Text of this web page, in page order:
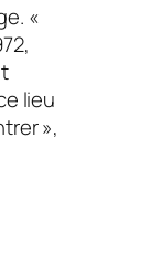
«
lieu
»,